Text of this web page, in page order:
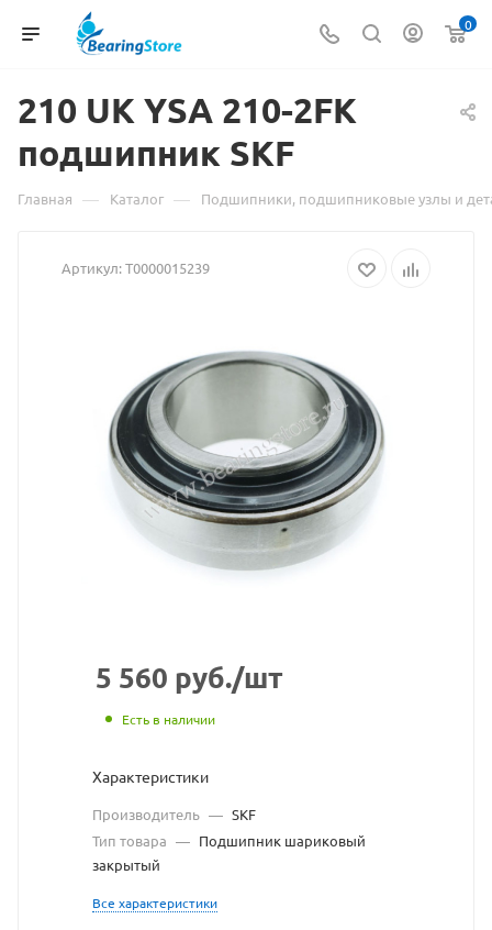
0
210 UK Материал
о
товаре
UK
210-
2FK
подшипник
SKF
взят
https://
по
ссылке
разрешения
владельца
сайта
YSA 210-2FK
подшипник SKF
Главная — Каталог — Подшипники, подшипниковые узлы и
Артикул:Т0000015239
5 560 руб./шт
Есть в наличии
Характеристики
Производитель — SKF
Тип товара — Подшипник шариковый
закрытый
Все характеристики